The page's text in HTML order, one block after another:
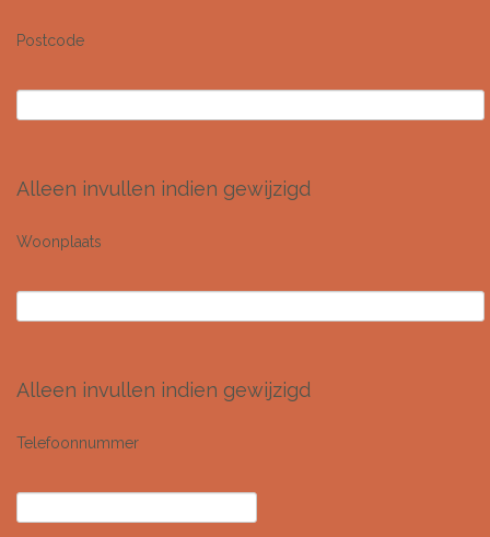
Postcode
Alleen invullen indien gewijzigd
Woonplaats
Alleen invullen indien gewijzigd
Telefoonnummer